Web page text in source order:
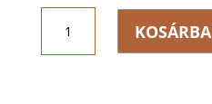
SP